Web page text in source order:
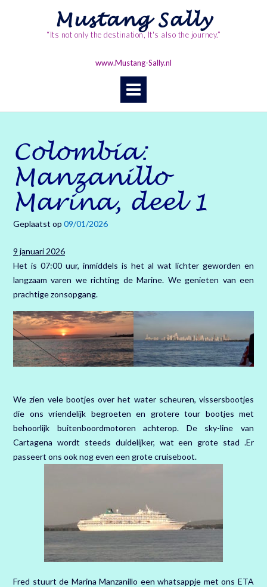
Mustang Sally
“Its not only the destination, It's also the journey.”
www.Mustang-Sally.nl
Colombia:
Manzanillo
Marina, deel 1
Geplaatst op 09/01/2026
9 januari 2026
Het is 07:00 uur, inmiddels is het al wat lichter geworden en
langzaam varen we richting de Marine. We genieten van een
prachtige zonsopgang.
We zien vele bootjes over het water scheuren, vissersbootjes
die ons vriendelijk begroeten en grotere tour bootjes met
behoorlijk buitenboordmotoren achterop. De sky-line van
Cartagena wordt steeds duidelijker, wat een grote stad .Er
passeert ons ook nog even een grote cruiseboot.
Fred stuurt de Marina Manzanillo een whatsappje met ons ETA